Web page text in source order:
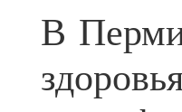
В Перми